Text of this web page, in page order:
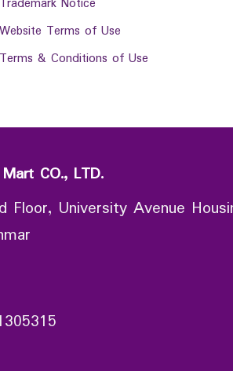
Website Terms of Use
Terms & Conditions of Use
CO., LTD.
Floor, University Avenue